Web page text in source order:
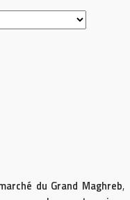
du Grand Maghreb,